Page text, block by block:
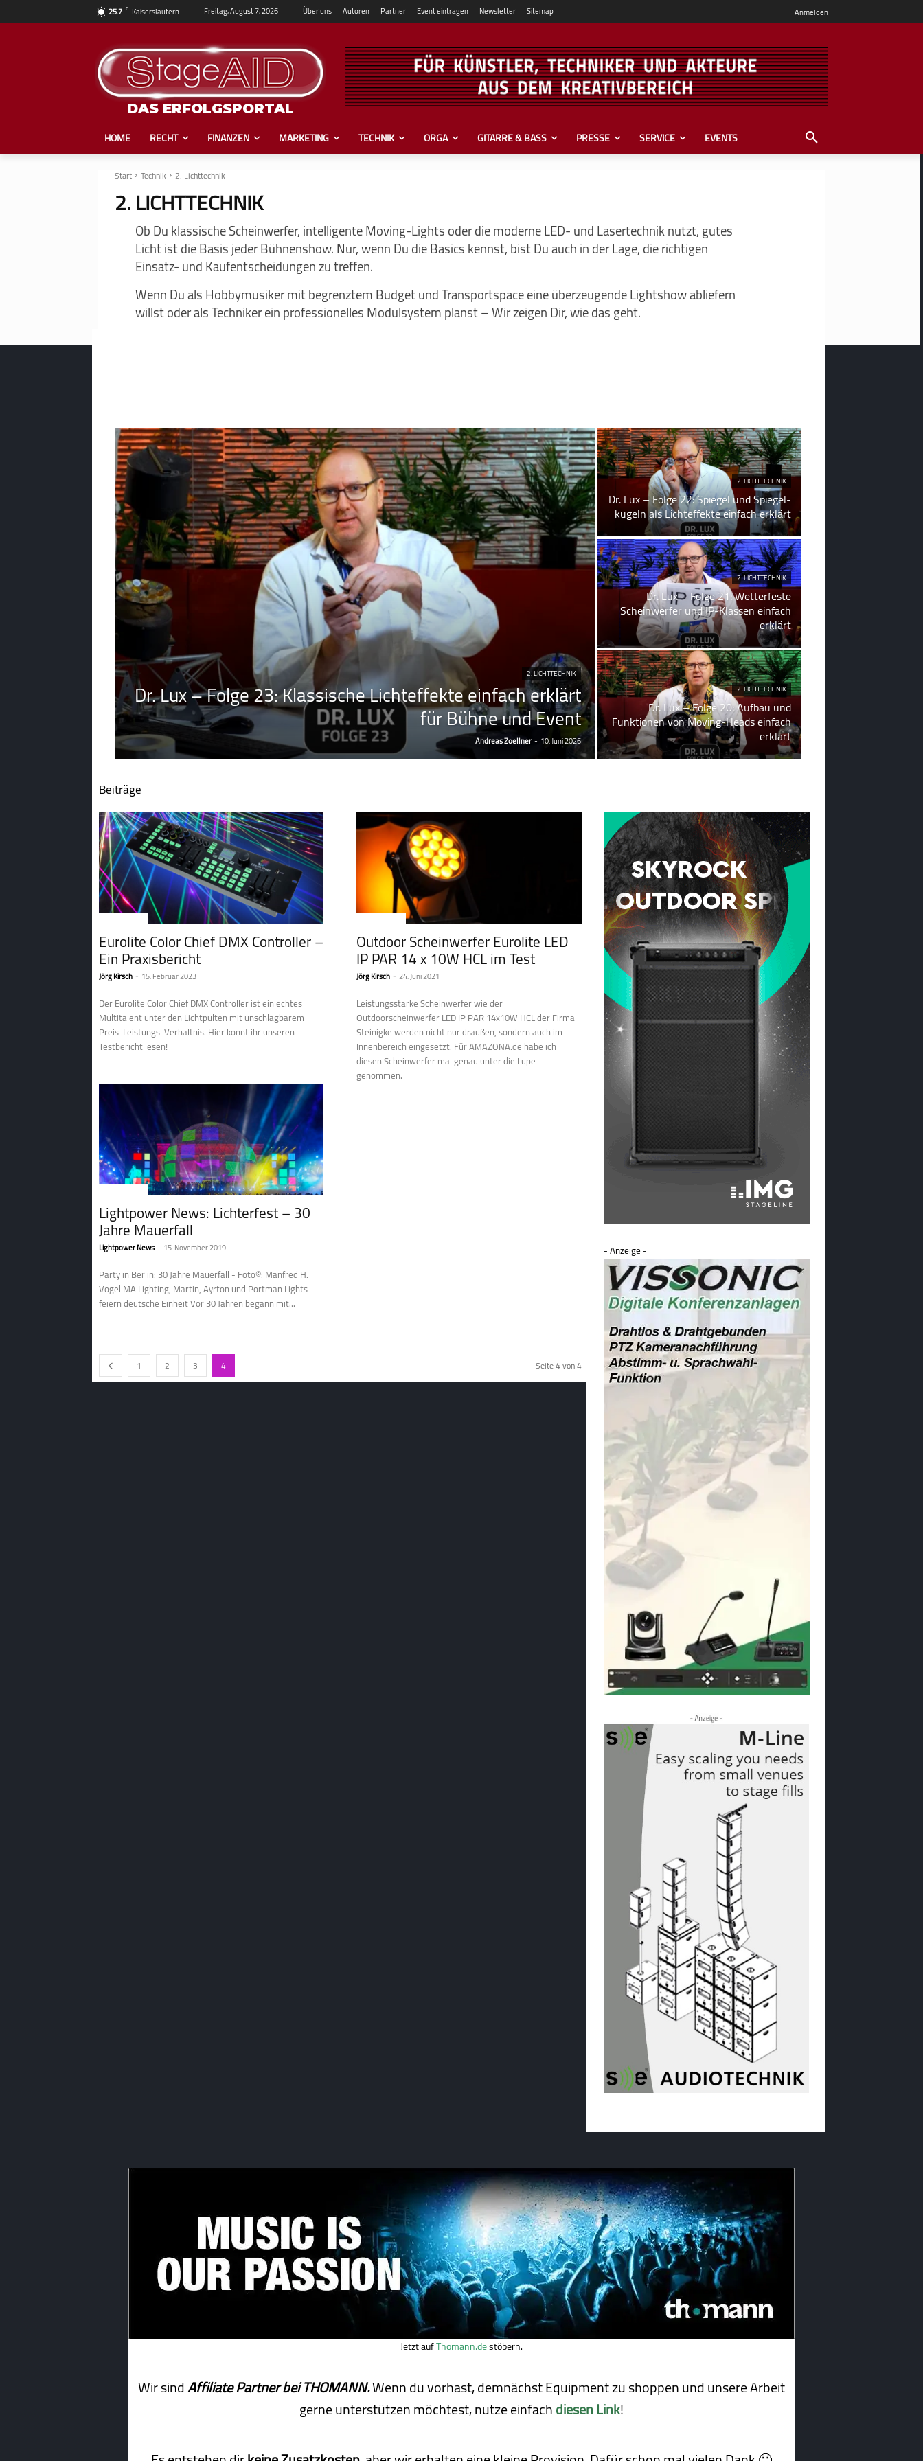
25.7 C Kaiserslautern Freitag, August 7, 2026 Über uns Autoren Partner Event eintragen Newsletter Sitemap Anmelden
DAS ERFOLGSPORTAL
HOME RECHT FINANZEN MARKETING TECHNIK ORGA GITARRE & BASS PRESSE SERVICE EVENTS
Start Technik 2. Lichttechnik
2. LICHTTECHNIK
Ob Du klassische Scheinwerfer, intelligente Moving-Lights oder die moderne LED- und Lasertechnik nutzt, gutes
Licht ist die Basis jeder Bühnenshow. Nur, wenn Du die Basics kennst, bist Du auch in der Lage, die richtigen
Einsatz- und Kaufentscheidungen zu treffen.
Wenn Du als Hobbymusiker mit begrenztem Budget und Transportspace eine überzeugende Lightshow abliefern
willst oder als Techniker ein professionelles Modulsystem planst – Wir zeigen Dir, wie das geht.
2. LICHTTECHNIK
Dr. Lux – Folge 23: Klassische Lichteffekte einfach erklärt
für Bühne und Event
Andreas Zoellner - 10. Juni 2026
2. LICHTTECHNIK
Dr. Lux – Folge 22: Spiegel und Spiegel­
kugeln als Lichteffekte einfach erklärt
2. LICHTTECHNIK
Dr. Lux – Folge 21: Wetterfeste
Scheinwerfer und IP-Klassen einfach
erklärt
2. LICHTTECHNIK
Dr. Lux – Folge 20: Aufbau und
Funktionen von Moving-Heads einfach
erklärt
Beiträge
Eurolite Color Chief DMX Controller –
Ein Praxisbericht
Jörg Kirsch - 15. Februar 2023
Der Eurolite Color Chief DMX Controller ist ein echtes
Multitalent unter den Lichtpulten mit unschlagbarem
Preis-Leistungs-Verhältnis. Hier könnt ihr unseren
Testbericht lesen!
Outdoor Scheinwerfer Eurolite LED
IP PAR 14 x 10W HCL im Test
Jörg Kirsch - 24. Juni 2021
Leistungsstarke Scheinwerfer wie der
Outdoorscheinwerfer LED IP PAR 14x10W HCL der Firma
Steinigke werden nicht nur draußen, sondern auch im
Innenbereich eingesetzt. Für AMAZONA.de habe ich
diesen Scheinwerfer mal genau unter die Lupe
genommen.
Lightpower News: Lichterfest – 30
Jahre Mauerfall
Lightpower News - 15. November 2019
Party in Berlin: 30 Jahre Mauerfall - Foto©: Manfred H.
Vogel MA Lighting, Martin, Ayrton und Portman Lights
feiern deutsche Einheit Vor 30 Jahren begann mit...
1 2 3 4 Seite 4 von 4
- Anzeige -
Jetzt aufThomann.destöbern.
Wir sindAffiliate Partner bei THOMANN.Wenn du vorhast, demnächst Equipment zu shoppen und unsere Arbeit
gerne unterstützen möchtest, nutze einfachdiesen Link!